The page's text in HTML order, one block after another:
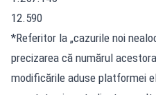
12.590
*Referitor la „cazurile noi
precizarea că numărul
modificările aduse platformei